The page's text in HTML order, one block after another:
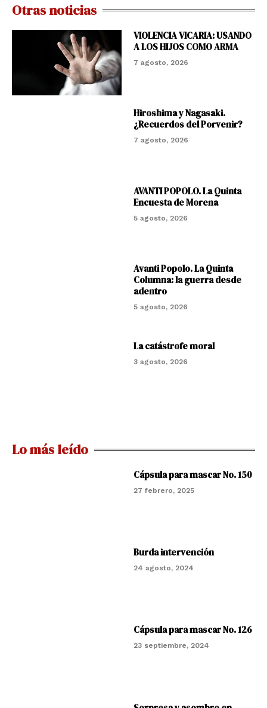
Otras noticias
VIOLENCIA VICARIA: USANDO
A LOS HIJOS COMO ARMA
7 agosto, 2026
Hiroshima y Nagasaki.
¿Recuerdos del Porvenir?
7 agosto, 2026
AVANTI POPOLO. La Quinta
Encuesta de Morena
5 agosto, 2026
Avanti Popolo. La Quinta
Columna: la guerra desde
adentro
5 agosto, 2026
La catástrofe moral
3 agosto, 2026
Lo más leído
Cápsula para mascar No. 150
27 febrero, 2025
Burda intervención
24 agosto, 2024
Cápsula para mascar No. 126
23 septiembre, 2024